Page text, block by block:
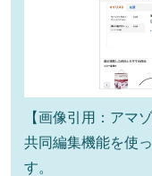
【画像引用：アマ
共同編集機能を使
す。